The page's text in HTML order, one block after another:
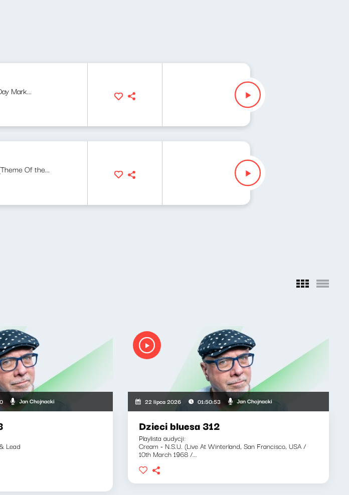
Mark...
Of the...
Jan Chojnacki
Lead
22 lipca 2026 01:50:53 Jan Chojnacki
Dzieci bluesa 312
Playlista audycji:
Cream - N.S.U. (Live At Winterland, San Francisco, USA /
10th March 1968 /...